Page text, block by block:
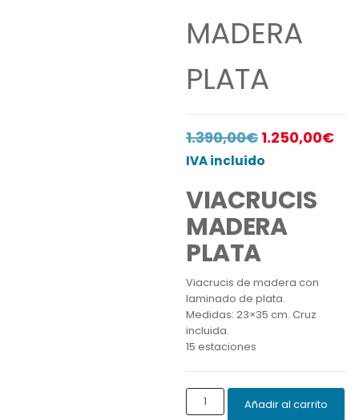
MADERA
PLATA
1.390,00€ El
precio
era:
1.390,00€.
1.250,00€El
IVA incluido
VIACRUCIS
MADERA
PLATA
Viacrucis de madera con
laminado de plata.
Medidas: 23×35 cm. Cruz
incluida.
15 estaciones
VIACRUCIS
MADERA
Añadir al carrito